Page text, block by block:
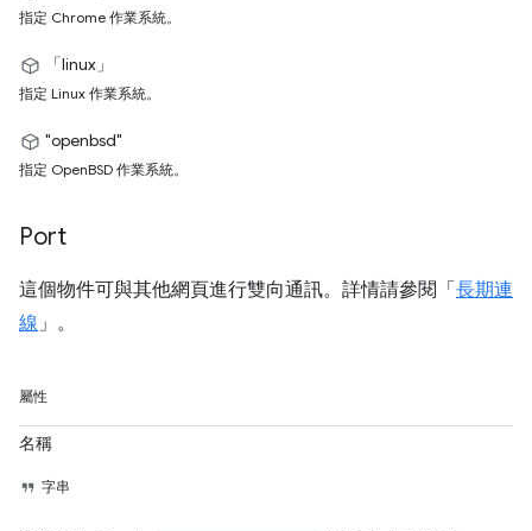
指定 Chrome 作業系統。
「linux」
指定 Linux 作業系統。
"openbsd"
指定 OpenBSD 作業系統。
Port
這個物件可與其他網頁進行雙向通訊。詳情請參閱「 長期連
線」。
屬性
名稱
字串